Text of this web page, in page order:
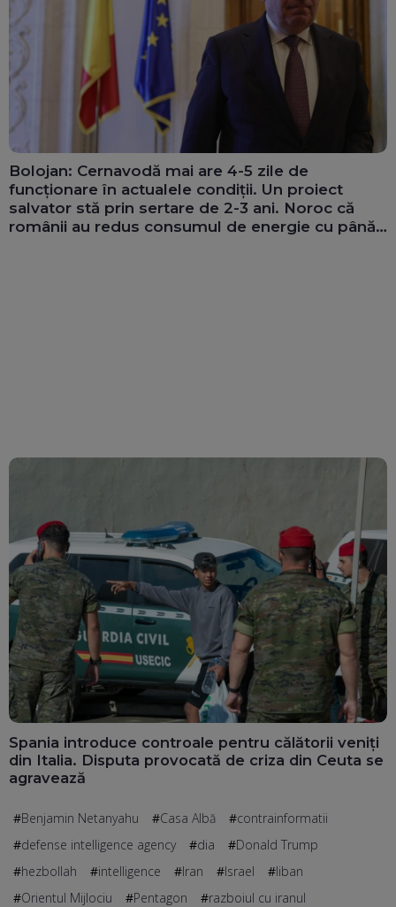
Bolojan: Cernavodă mai are 4-5 zile de
funcționare în actualele condiții. Un proiect
salvator stă prin sertare de 2-3 ani. Noroc că
românii au redus consumul de energie cu până
Spania introduce controale pentru călătorii veniți
din Italia. Disputa provocată de criza din Ceuta se
agravează
Benjamin Netanyahu Casa Albă
contrainformatii
defense intelligence agency
dia
Donald Trump
hezbollah
intelligence Iran Israel
liban
Orientul Mijlociu
Pentagon
razboiul cu iranul